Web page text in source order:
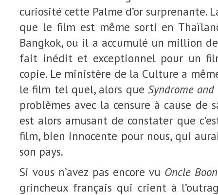
curiosité cette Palme d’or surprenante.
que le film est même sorti en
Bangkok, ou il a accumulé un million
fait inédit et exceptionnel pour un
copie. Le ministère de la Culture a
le film tel quel, alors que Syndrome
problèmes avec la censure à cause de
est alors amusant de constater que
film, bien innocente pour nous, qui
son pays.
Si vous n’avez pas encore vu Oncle
grincheux français qui crient à